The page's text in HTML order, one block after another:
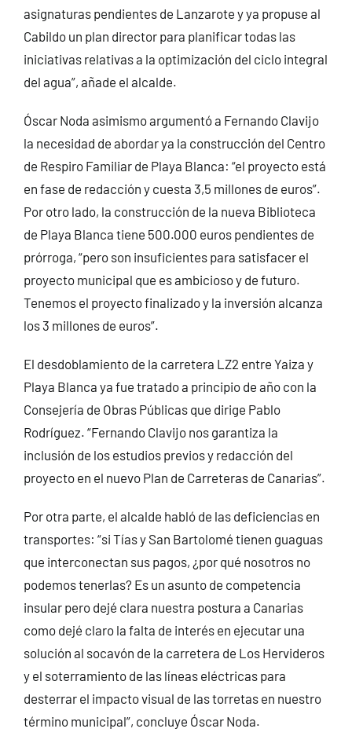
asignaturas pendientes de Lanzarote y ya propuse al
Cabildo un plan director para planificar todas las
iniciativas relativas a la optimización del ciclo integral
del agua”, añade el alcalde.
Óscar Noda asimismo argumentó a Fernando Clavijo
la necesidad de abordar ya la construcción del Centro
de Respiro Familiar de Playa Blanca: “el proyecto está
en fase de redacción y cuesta 3,5 millones de euros”.
Por otro lado, la construcción de la nueva Biblioteca
de Playa Blanca tiene 500.000 euros pendientes de
prórroga, “pero son insuficientes para satisfacer el
proyecto municipal que es ambicioso y de futuro.
Tenemos el proyecto finalizado y la inversión alcanza
los 3 millones de euros”.
El desdoblamiento de la carretera LZ2 entre Yaiza y
Playa Blanca ya fue tratado a principio de año con la
Consejería de Obras Públicas que dirige Pablo
Rodríguez. “Fernando Clavijo nos garantiza la
inclusión de los estudios previos y redacción del
proyecto en el nuevo Plan de Carreteras de Canarias”.
Por otra parte, el alcalde habló de las deficiencias en
transportes: “si Tías y San Bartolomé tienen guaguas
que interconectan sus pagos, ¿por qué nosotros no
podemos tenerlas? Es un asunto de competencia
insular pero dejé clara nuestra postura a Canarias
como dejé claro la falta de interés en ejecutar una
solución al socavón de la carretera de Los Hervideros
y el soterramiento de las líneas eléctricas para
desterrar el impacto visual de las torretas en nuestro
término municipal”, concluye Óscar Noda.